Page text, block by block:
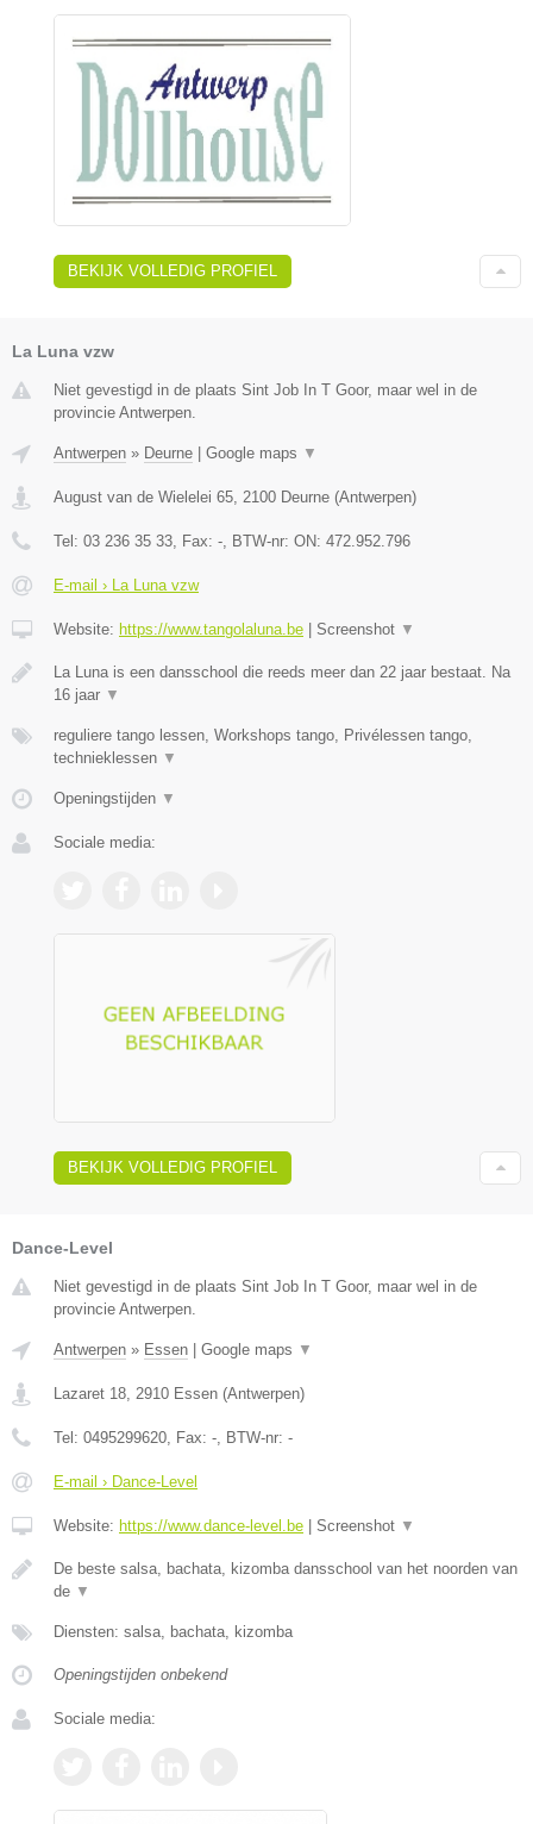
BEKIJK VOLLEDIG PROFIEL
La Luna vzw
Niet gevestigd in de plaats Sint Job In T Goor, maar wel in de
provincie Antwerpen.
Antwerpen » Deurne Google maps ▼
August van de Wielelei 65, 2100 Deurne (Antwerpen)
Tel: 03 236 35 33, Fax: -, BTW-nr: ON: 472.952.796
E-mail › La Luna vzw
Website: https://www.tangolaluna.be Screenshot ▼
La Luna is een dansschool die reeds meer dan 22 jaar bestaat. Na
16 jaar ▼
reguliere tango lessen, Workshops tango, Privélessen tango,
technieklessen ▼
Openingstijden ▼
Sociale media:
BEKIJK VOLLEDIG PROFIEL
Dance-Level
Niet gevestigd in de plaats Sint Job In T Goor, maar wel in de
provincie Antwerpen.
Antwerpen » Essen Google maps ▼
Lazaret 18, 2910 Essen (Antwerpen)
Tel: 0495299620, Fax: -, BTW-nr: -
E-mail › Dance-Level
Website: https://www.dance-level.be Screenshot ▼
De beste salsa, bachata, kizomba dansschool van het noorden van
de ▼
Diensten: salsa, bachata, kizomba
Openingstijden onbekend
Sociale media: